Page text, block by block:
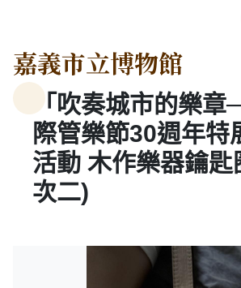
嘉義市立博物館
「吹奏城市的樂章
際管樂節30週年特
活動 木作樂器鑰匙
次二)